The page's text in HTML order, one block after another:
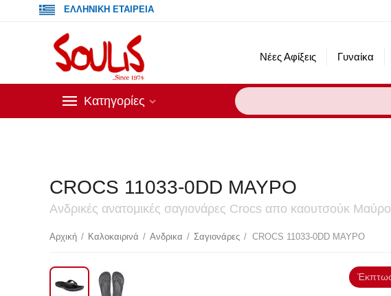
ΕΛΛΗΝΙΚΗ ΕΤΑΙΡΕΙΑ
Νέες Αφίξεις Γυναίκα
Κατηγορίες
CROCS 11033-0DD ΜΑΥΡΟ
Ανδρικές ανατομικές σαγιονάρες Crocs απο καουτσούκ Μαύρο
Αρχική / Καλοκαιρινά / Ανδρικα / Σαγιονάρες / CROCS 11033-0DD ΜΑΥΡΟ
5%